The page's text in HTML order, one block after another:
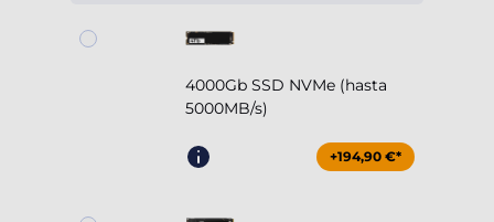
4000Gb SSD NVMe (hasta
5000MB/s)
+194,90 €*